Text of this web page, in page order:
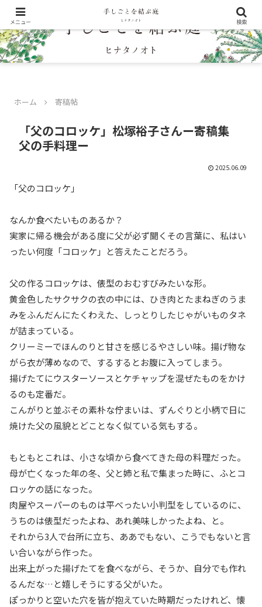
ホーム 寄稿帖
「父のコロッケ」松塚裕子さんー寄稿集
父の手料理ー
2025.06.09
「父のコロッケ」
なんか食べたいものあるか？
実家に帰る機会がある度に父が必ず聞くその言葉に、私はい
ったい何度「コロッケ」と答えたことだろう。
父の作るコロッケは、俵型のおむすびみたいな形。
黄金色したサクサクの衣の中には、ひき肉とたまねぎのうま
みをふんだんにたくわえた、しっとりしたじゃがいものタネ
が詰まっている。
クリーミーでほんのりと甘さを感じるやさしい味。揚げ物な
がら衣が薄めなので、するするとお腹に入ってしまう。
揚げたてにウスターソースとケチャップを混ぜたものをかけ
るのも定番だ。
こんがりと並ぶその素朴な佇まいは、ずんぐりと小柄で日に
焼けた父の風貌とどことなく似ている気もする。
もともとこれは、小さな頃から食べてきた母の料理だった。
母が亡くなった年の冬、父と姉と私で集まった時に、ふとコ
ロッケの話になった。
肉屋やスーパーのものは平べったい小判型をしているのに、
うちのは俵型だったよね、あれ美味しかったよね、と。
それから3人で台所に立ち、ああでもない、こうでもないと言
い合いながら作った。
出来上がった揚げたてを食べながら、そうか、自分でも作れ
るんだな…と嬉しそうにする父がいた。
ぽっかりと空いた穴を皆が抱えていた時期だったけれど、懐
メニュー 検索